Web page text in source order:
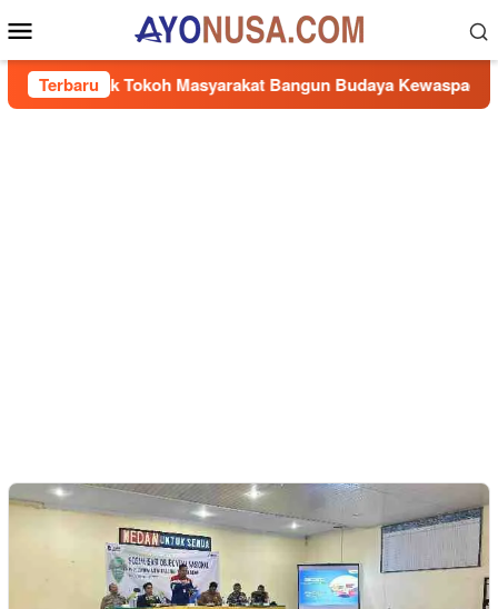
ke
kontenMobile
Terbaru
Ajak Tokoh Masyarakat Bangun Budaya Kewaspadaan